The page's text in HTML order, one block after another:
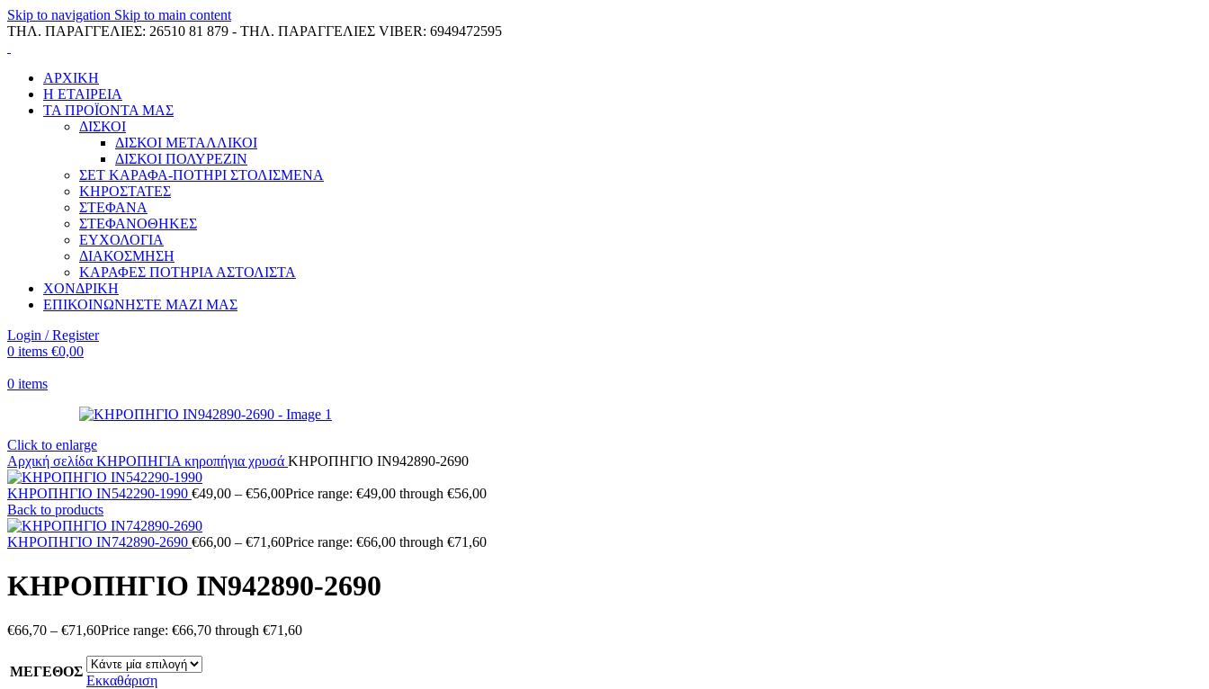
Skip to navigation Skip to main content
ΤΗΛ. ΠΑΡΑΓΓΕΛΙΕΣ: 26510 81 879 - ΤΗΛ. ΠΑΡΑΓΓΕΛΙΕΣ VIBER: 6949472595
ΑΡΧΙΚΗ
Η ΕΤΑΙΡΕΙΑ
ΤΑ ΠΡΟΪΟΝΤΑ ΜΑΣ
ΔΙΣΚΟΙ
ΔΙΣΚΟΙ ΜΕΤΑΛΛΙΚΟΙ
ΔΙΣΚΟΙ ΠΟΛΥΡΕΖΙΝ
ΣΕΤ ΚΑΡΑΦΑ-ΠΟΤΗΡΙ ΣΤΟΛΙΣΜΕΝΑ
ΚΗΡΟΣΤΑΤΕΣ
ΣΤΕΦΑΝΑ
ΣΤΕΦΑΝΟΘΗΚΕΣ
ΕΥΧΟΛΟΓΙΑ
ΔΙΑΚΟΣΜΗΣΗ
ΚΑΡΑΦΕΣ ΠΟΤΗΡΙΑ ΑΣΤΟΛΙΣΤΑ
ΧΟΝΔΡΙΚΗ
ΕΠΙΚΟΙΝΩΝΗΣΤΕ ΜΑΖΙ ΜΑΣ
Login / Register
0 items €0,00
0 items
Click to enlarge
Αρχική σελίδα ΚΗΡΟΠΗΓΙΑ κηροπήγια χρυσά ΚΗΡΟΠΗΓΙΟ IN942890-2690
ΚΗΡΟΠΗΓΙΟ IN542290-1990 €49,00 – €56,00Price range: €49,00 through €56,00
Back to products
ΚΗΡΟΠΗΓΙΟ IN742890-2690 €66,00 – €71,60Price range: €66,00 through €71,60
ΚΗΡΟΠΗΓΙΟ IN942890-2690
€66,70 – €71,60Price range: €66,70 through €71,60
ΜΕΓΕΘΟΣ
Εκκαθάριση